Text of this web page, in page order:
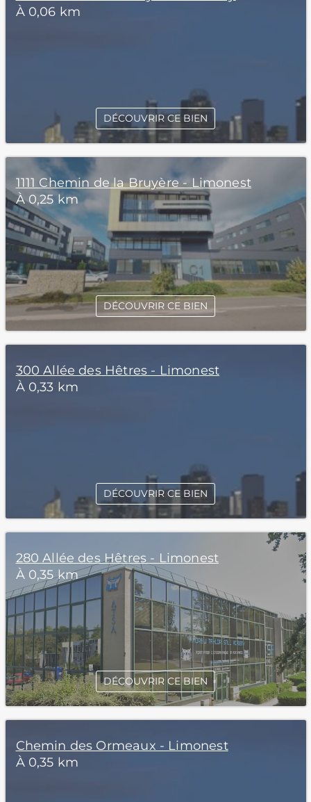
À 0,06 km
DÉCOUVRIR CE BIEN
1111 Chemin de la Bruyère - Limonest
À 0,25 km
DÉCOUVRIR CE BIEN
300 Allée des Hêtres - Limonest
À 0,33 km
DÉCOUVRIR CE BIEN
280 Allée des Hêtres - Limonest
À 0,35 km
DÉCOUVRIR CE BIEN
Chemin des Ormeaux - Limonest
À 0,35 km